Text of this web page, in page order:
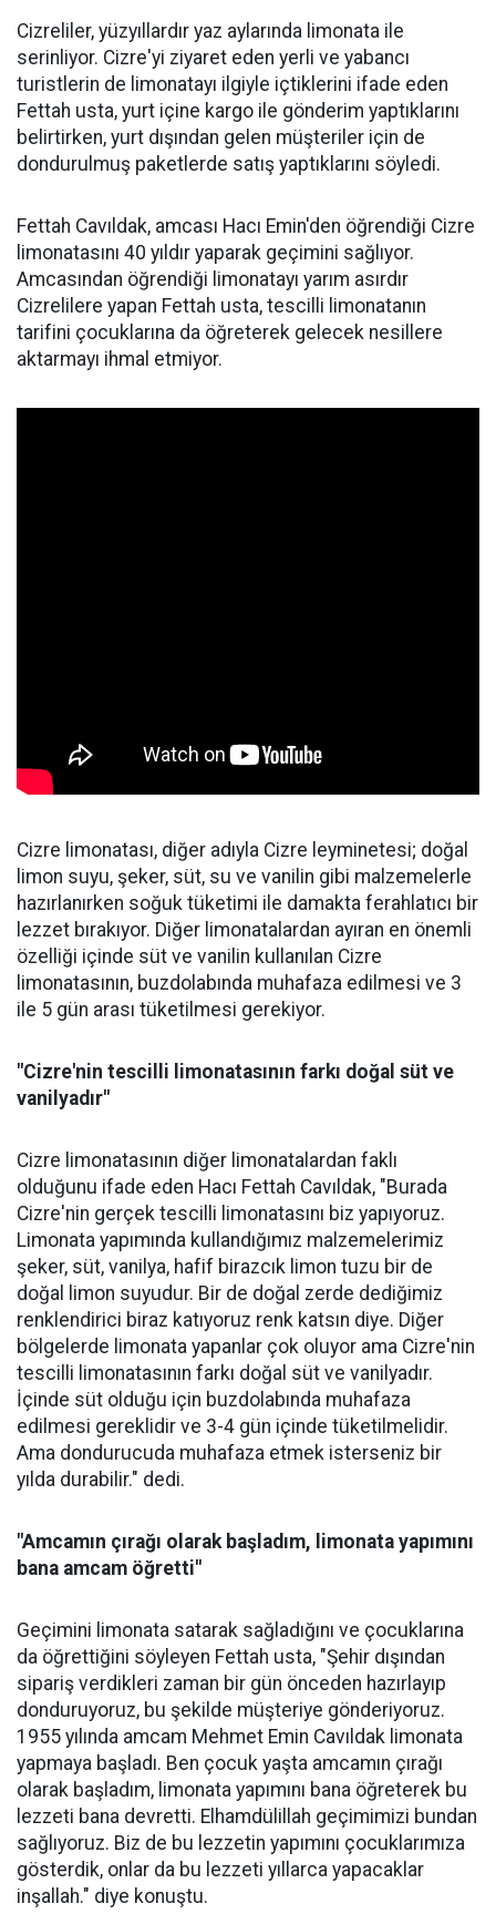
Cizreliler, yüzyıllardır yaz aylarında limonata ile
serinliyor. Cizre'yi ziyaret eden yerli ve yabancı
turistlerin de limonatayı ilgiyle içtiklerini ifade eden
Fettah usta, yurt içine kargo ile gönderim yaptıklarını
belirtirken, yurt dışından gelen müşteriler için de
dondurulmuş paketlerde satış yaptıklarını söyledi.
Fettah Cavıldak, amcası Hacı Emin'den öğrendiği Cizre
limonatasını 40 yıldır yaparak geçimini sağlıyor.
Amcasından öğrendiği limonatayı yarım asırdır
Cizrelilere yapan Fettah usta, tescilli limonatanın
tarifini çocuklarına da öğreterek gelecek nesillere
aktarmayı ihmal etmiyor.
Cizre limonatası, diğer adıyla Cizre leyminetesi; doğal
limon suyu, şeker, süt, su ve vanilin gibi malzemelerle
hazırlanırken soğuk tüketimi ile damakta ferahlatıcı bir
lezzet bırakıyor. Diğer limonatalardan ayıran en önemli
özelliği içinde süt ve vanilin kullanılan Cizre
limonatasının, buzdolabında muhafaza edilmesi ve 3
ile 5 gün arası tüketilmesi gerekiyor.
"Cizre'nin tescilli limonatasının farkı doğal süt ve
vanilyadır"
Cizre limonatasının diğer limonatalardan faklı
olduğunu ifade eden Hacı Fettah Cavıldak, "Burada
Cizre'nin gerçek tescilli limonatasını biz yapıyoruz.
Limonata yapımında kullandığımız malzemelerimiz
şeker, süt, vanilya, hafif birazcık limon tuzu bir de
doğal limon suyudur. Bir de doğal zerde dediğimiz
renklendirici biraz katıyoruz renk katsın diye. Diğer
bölgelerde limonata yapanlar çok oluyor ama Cizre'nin
tescilli limonatasının farkı doğal süt ve vanilyadır.
İçinde süt olduğu için buzdolabında muhafaza
edilmesi gereklidir ve 3-4 gün içinde tüketilmelidir.
Ama dondurucuda muhafaza etmek isterseniz bir
yılda durabilir." dedi.
"Amcamın çırağı olarak başladım, limonata yapımını
bana amcam öğretti"
Geçimini limonata satarak sağladığını ve çocuklarına
da öğrettiğini söyleyen Fettah usta, "Şehir dışından
sipariş verdikleri zaman bir gün önceden hazırlayıp
donduruyoruz, bu şekilde müşteriye gönderiyoruz.
1955 yılında amcam Mehmet Emin Cavıldak limonata
yapmaya başladı. Ben çocuk yaşta amcamın çırağı
olarak başladım, limonata yapımını bana öğreterek bu
lezzeti bana devretti. Elhamdülillah geçimimizi bundan
sağlıyoruz. Biz de bu lezzetin yapımını çocuklarımıza
gösterdik, onlar da bu lezzeti yıllarca yapacaklar
inşallah." diye konuştu.